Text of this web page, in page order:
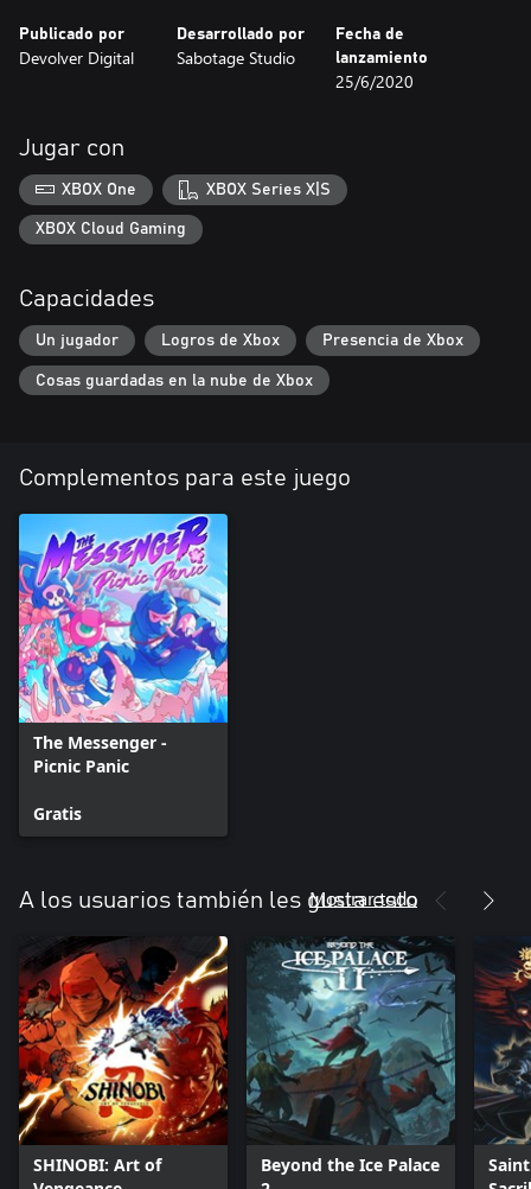
Publicado por
Devolver Digital
Desarrollado por
Sabotage Studio
Fecha de
lanzamiento
25/6/2020
Jugar con
XBOX One XBOX Series X|S
XBOX Cloud Gaming
Capacidades
Un jugador Logros de Xbox Presencia de Xbox
Cosas guardadas en la nube de Xbox
Complementos para este juego
The Messenger -
Picnic Panic
Gratis
A los usuarios también les gusta esto
Mostrar todo
SHINOBI: Art of
Beyond the Ice Palace